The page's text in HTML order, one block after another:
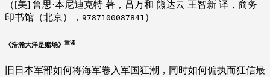
（[美] 鲁思·本尼迪克特 著，吕万和 熊达云 王智新 译，商务
印书馆（北京）， 9787100087841 ）
《浩瀚大洋是赌场》 重读
旧日本军部如何将海军卷入军国狂潮，同时如何偏执而狂信最